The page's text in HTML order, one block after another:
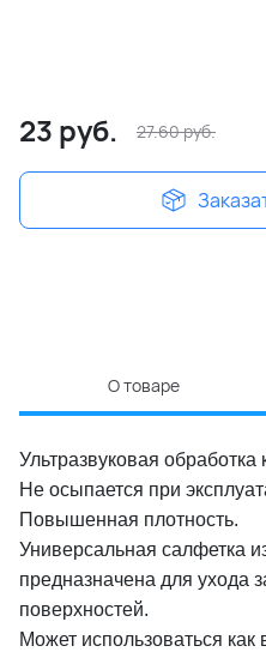
23 руб. 27.60руб.
О товаре
Ультразвуковая обработка
Не осыпается при
Повышенная плотность.
Универсальная салфетка
предназначена для ухода
поверхностей.
Может использоваться